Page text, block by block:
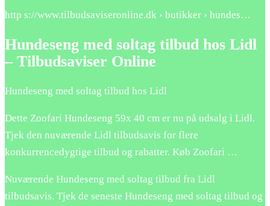
http s://www.tilbudsaviseronline.dk › butikker › hundes…
Hundeseng med soltag tilbud hos Lidl
– Tilbudsaviser Online
Hundeseng med soltag tilbud hos Lidl
Dette Zoofari Hundeseng 59x 40 cm er nu på udsalg i Lidl.
Tjek den nuværende Lidl tilbudsavis for flere
konkurrencedygtige tilbud og rabatter. Køb Zoofari …
Nuværende Hundeseng med soltag tilbud fra Lidl
tilbudsavis. Tjek de seneste Hundeseng med soltag tilbud og